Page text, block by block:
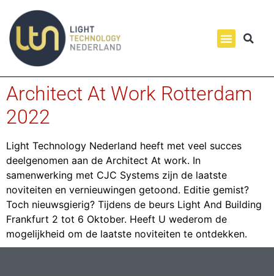
Architect At Work Rotterdam
2022
Light Technology Nederland heeft met veel succes
deelgenomen aan de Architect At work. In
samenwerking met CJC Systems zijn de laatste
noviteiten en vernieuwingen getoond. Editie gemist?
Toch nieuwsgierig? Tijdens de beurs Light And Building
Frankfurt 2 tot 6 Oktober. Heeft U wederom de
mogelijkheid om de laatste noviteiten te ontdekken.